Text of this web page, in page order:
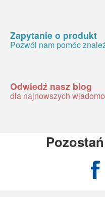
Zapytanie o produkt
Pozwól nam pomóc
Odwiedź nasz blog
dla najnowszych